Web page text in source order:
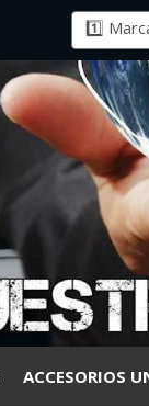
ACCESORIOS